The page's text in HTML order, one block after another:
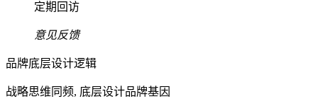
定期回访
意见反馈
品牌底层设计逻辑
战略思维同频, 底层设计品牌基因